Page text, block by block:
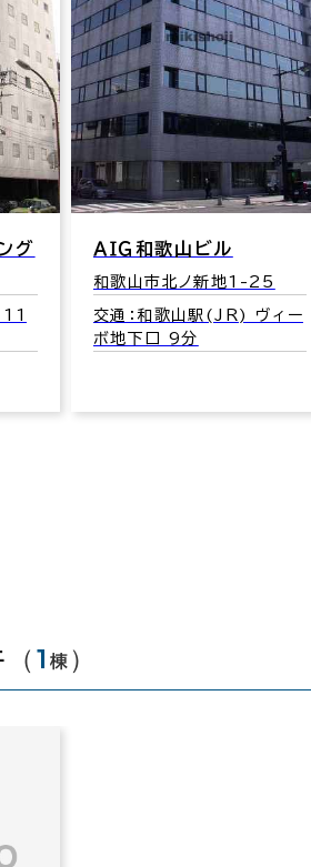
ー
ニッセイ和歌山ビル
和歌山市六番丁24
交通：
（1 棟 ）